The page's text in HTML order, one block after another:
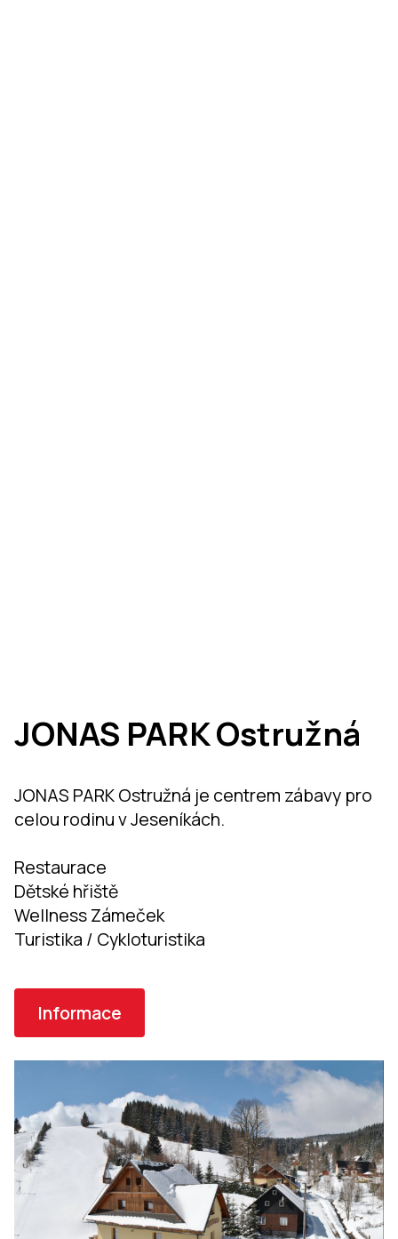
JONAS PARK Ostružná
JONAS PARK Ostružná je centrem zábavy pro
celou rodinu v Jeseníkách.
Restaurace
Dětské hřiště
Wellness Zámeček
Turistika / Cykloturistika
Informace